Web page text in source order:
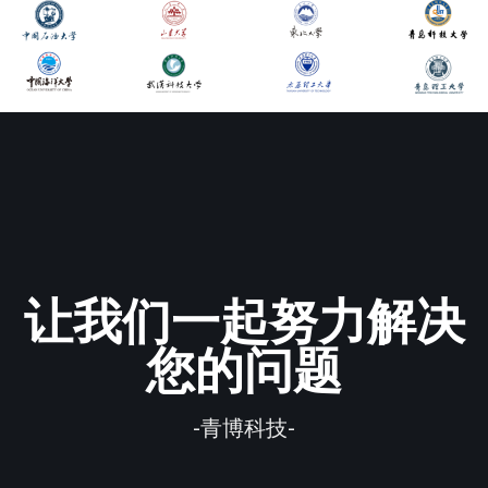
让我们一起努力解决
您的问题
-青博科技-